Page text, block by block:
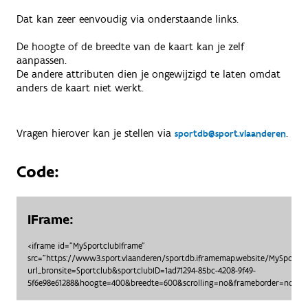
Dat kan zeer eenvoudig via onderstaande links.
De hoogte of de breedte van de kaart kan je zelf
aanpassen.
De andere attributen dien je ongewijzigd te laten omdat
anders de kaart niet werkt.
Vragen hierover kan je stellen via sportdb@sport.vlaanderen.
Code:
IFrame:
<iframe id="MySportclubIframe"
src="https://www3.sport.vlaanderen/sportdb.iframemap.website/
url_bronsite=Sportclub&sportclubID=1ad71294-85bc-4208-9f49-
5f6e98e61288&hoogte=400&breedte=600&scrolling=no&frameborder=no">